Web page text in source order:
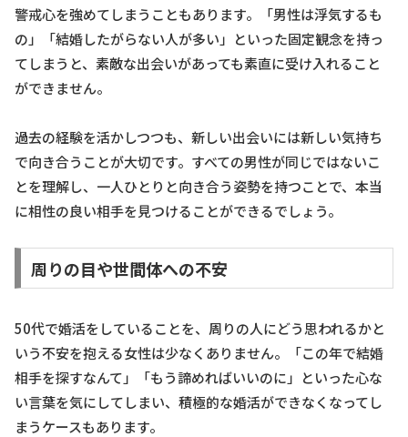
警戒心を強めてしまうこともあります。「男性は浮気するも
の」「結婚したがらない人が多い」といった固定観念を持っ
てしまうと、素敵な出会いがあっても素直に受け入れること
ができません。
過去の経験を活かしつつも、新しい出会いには新しい気持ち
で向き合うことが大切です。すべての男性が同じではないこ
とを理解し、一人ひとりと向き合う姿勢を持つことで、本当
に相性の良い相手を見つけることができるでしょう。
周りの目や世間体への不安
50代で婚活をしていることを、周りの人にどう思われるかと
いう不安を抱える女性は少なくありません。「この年で結婚
相手を探すなんて」「もう諦めればいいのに」といった心な
い言葉を気にしてしまい、積極的な婚活ができなくなってし
まうケースもあります。